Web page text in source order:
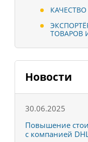
ТОВАРОВ
Новости
30.06.2025
Повышение
с компанией